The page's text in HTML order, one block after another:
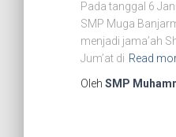
Pada tanggal 6
SMP Muga
menjadi jama’ah
Jum’at di Read
Oleh SMP